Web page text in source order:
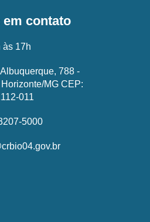
em contato
às 17h
788 -
MG CEP:
011
5000